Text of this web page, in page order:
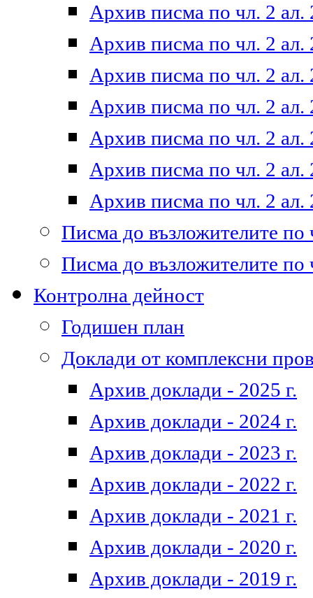
Архив писма по чл. 2 ал.
Архив писма по чл. 2 ал.
Архив писма по чл. 2 ал.
Архив писма по чл. 2 ал.
Архив писма по чл. 2 ал.
Архив писма по чл. 2 ал.
Архив писма по чл. 2 ал.
Писма до възложителите по
Писма до възложителите по
Контролна дейност
Годишен план
Доклади от комплексни
Архив доклади - 2025 г.
Архив доклади - 2024 г.
Архив доклади - 2023 г.
Архив доклади - 2022 г.
Архив доклади - 2021 г.
Архив доклади - 2020 г.
Архив доклади - 2019 г.